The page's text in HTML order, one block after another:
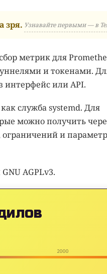
зря. Узнавайте первыми — в
метрик для
и токенами.
интерфейс или API.
служба systemd. Для
можно получить
и
AGPLv3.
2000